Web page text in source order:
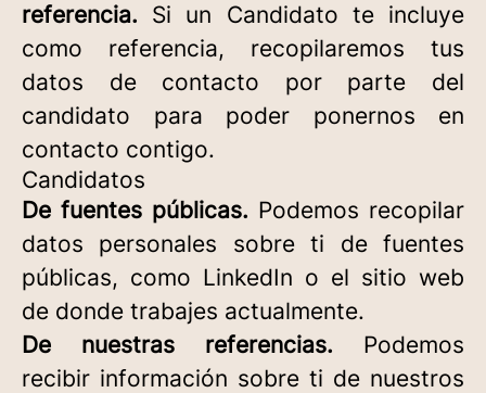
referencia. Si un Candidato te incluye
como referencia, recopilaremos tus
datos de contacto por parte del
candidato para poder ponernos en
contacto contigo.
Candidatos
De fuentes públicas. Podemos recopilar
datos personales sobre ti de fuentes
públicas, como LinkedIn o el sitio web
de donde trabajes actualmente.
De nuestras referencias. Podemos
recibir información sobre ti de nuestros